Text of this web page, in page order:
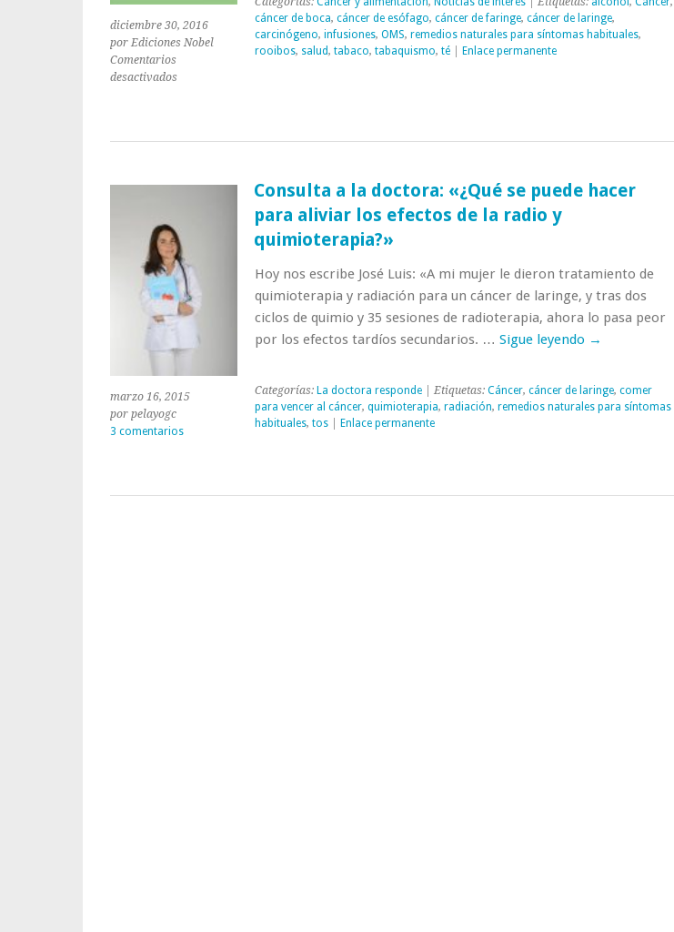
diciembre 30, 2016
por Ediciones Nobel
Comentarios
desactivadosen
consumir
cáncer de boca, cáncer de esófago, cáncer de faringe, cáncer de laringe,
carcinógeno, infusiones, OMS, remedios naturales para síntomas habituales,
rooibos, salud, tabaco, tabaquismo, té| Enlace permanente
marzo 16, 2015
por pelayogc
3 comentarios
Consulta a la doctora: «¿Qué se puede hacer
para aliviar los efectos de la radio y
quimioterapia?»
Hoy nos escribe José Luis: «A mi mujer le dieron tratamiento de
quimioterapia y radiación para un cáncer de laringe, y tras dos
ciclos de quimio y 35 sesiones de radioterapia, ahora lo pasa peor
por los efectos tardíos secundarios. … Sigue leyendo →
Categorías: La doctora responde| Etiquetas: Cáncer, cáncer de laringe, comer
para vencer al cáncer, quimioterapia, radiación, remedios naturales para síntomas
habituales, tos| Enlace permanente